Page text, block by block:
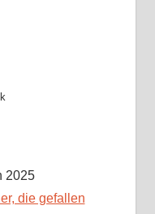
2025
die gefallen